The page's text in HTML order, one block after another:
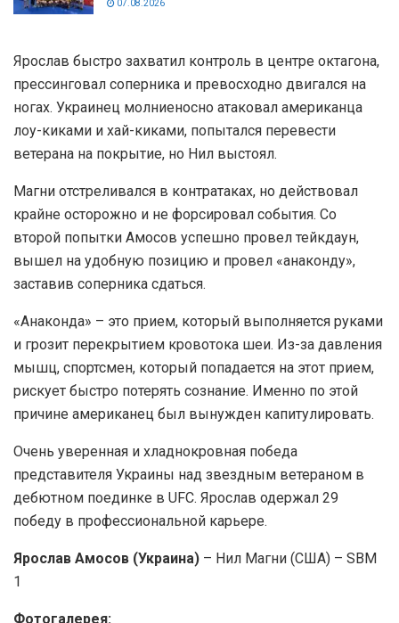
07.08.2026
Ярослав быстро захватил контроль в центре октагона,
прессинговал соперника и превосходно двигался на
ногах. Украинец молниеносно атаковал американца
лоу-киками и хай-киками, попытался перевести
ветерана на покрытие, но Нил выстоял.
Магни отстреливался в контратаках, но действовал
крайне осторожно и не форсировал события. Со
второй попытки Амосов успешно провел тейкдаун,
вышел на удобную позицию и провел «анаконду»,
заставив соперника сдаться.
«Анаконда» – это прием, который выполняется руками
и грозит перекрытием кровотока шеи. Из-за давления
мышц, спортсмен, который попадается на этот прием,
рискует быстро потерять сознание. Именно по этой
причине американец был вынужден капитулировать.
Очень уверенная и хладнокровная победа
представителя Украины над звездным ветераном в
дебютном поединке в UFC. Ярослав одержал 29
победу в профессиональной карьере.
Ярослав Амосов (Украина) – Нил Магни (США) – SBM
1
Фотогалерея: